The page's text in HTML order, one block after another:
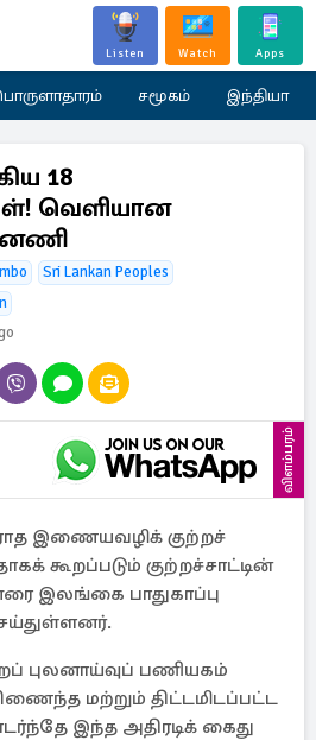
Listen Watch Apps
சமூகம் இந்தியா
18
வெளியான
Sri Lankan Peoples
விளம்பரம்
இணையவழிக் குற்றச்
கூறப்படும் குற்றச்சாட்டின்
இலங்கை பாதுகாப்பு
புலனாய்வுப் பணியகம்
மற்றும் திட்டமிடப்பட்ட
இந்த அதிரடிக் கைது